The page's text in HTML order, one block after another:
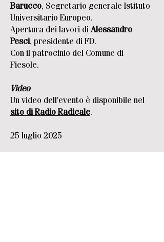
Barucco, Segretario generale Istituto
Universitario Europeo.
Apertura dei lavori diAlessandro
Pesci, presidente di FD.
Con il patrocinio del Comune di
Fiesole.
Video
Un video dell'evento è disponibile nel
sito di Radio Radicale.
25 luglio 2025